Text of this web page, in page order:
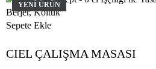
YENİ ÜRÜN
Sepete Ekle
CIEL ÇALIŞMA MASASI